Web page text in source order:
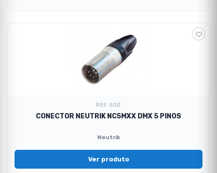
REF. 500
CONECTOR NEUTRIK NC5MXX DMX 5 PINOS
Neutrik
Ver produto